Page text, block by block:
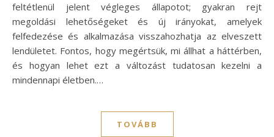
feltétlenül jelent végleges állapotot; gyakran rejt
megoldási lehetőségeket és új irányokat, amelyek
felfedezése és alkalmazása visszahozhatja az elveszett
lendületet. Fontos, hogy megértsük, mi állhat a háttérben,
és hogyan lehet ezt a változást tudatosan kezelni a
mindennapi életben.…
TOVÁBB